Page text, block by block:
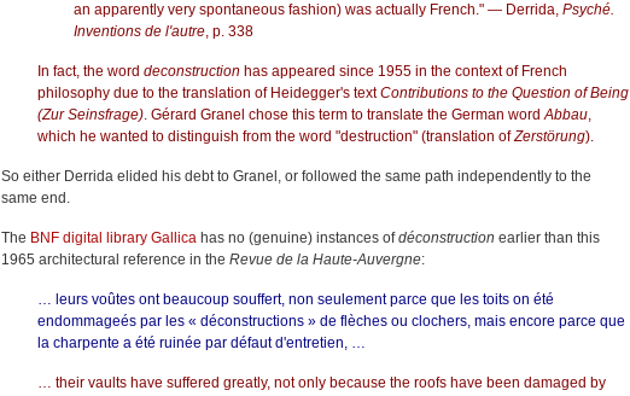
an apparently very spontaneous fashion) was actually French." — Derrida, Psyché.
Inventions de l'autre, p. 338
In fact, the word deconstruction has appeared since 1955 in the context of French
philosophy due to the translation of Heidegger's textContributions to the Question of Being
(Zur Seinsfrage). Gérard Granel chose this term to translate the German wordAbbau,
which he wanted to distinguish from the word "destruction" (translation ofZerstörung).
So either Derrida elided his debt to Granel, or followed the same path independently to the
same end.
The BNF digital library Gallica has no (genuine) instances ofdéconstruction earlier than this
1965 architectural reference in the Revue de la Haute-Auvergne:
… leurs voûtes ont beaucoup souffert, non seulement parce que les toits on été
endommageés par les « déconstructions » de flèches ou clochers, mais encore parce que
la charpente a été ruinée par défaut d'entretien, …
… their vaults have suffered greatly, not only because the roofs have been damaged by